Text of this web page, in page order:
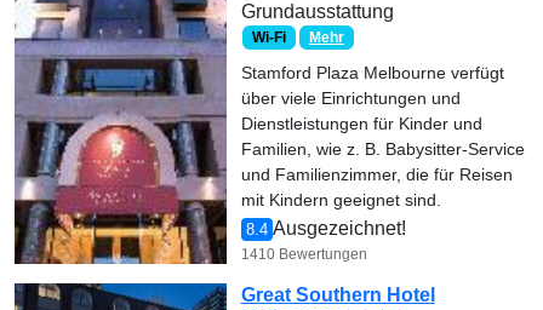
Grundausstattung
Wi-Fi Mehr
Stamford Plaza Melbourne verfügt
über viele Einrichtungen und
Dienstleistungen für Kinder und
Familien, wie z. B. Babysitter-Service
und Familienzimmer, die für Reisen
mit Kindern geeignet sind.
8.4 Ausgezeichnet!
1410 Bewertungen
Great Southern Hotel